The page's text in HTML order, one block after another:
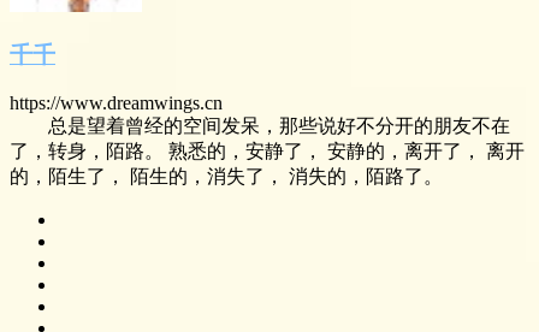
千千
https://www.dreamwings.cn
总是望着曾经的空间发呆，那些说好不分开的朋友不在
了，转身，陌路。 熟悉的，安静了， 安静的，离开了， 离开
的，陌生了， 陌生的，消失了， 消失的，陌路了。